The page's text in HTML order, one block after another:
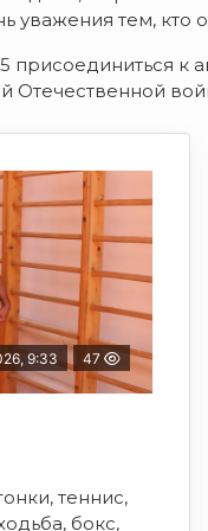
уважения тем, кто
к
Отечественной
9:33 47
теннис,
бокс,